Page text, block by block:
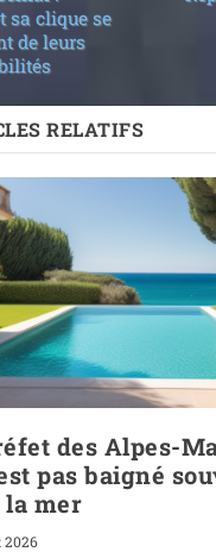
sa clique se
de leurs
RELATIFS
des Alpes-
pas baigné
la mer